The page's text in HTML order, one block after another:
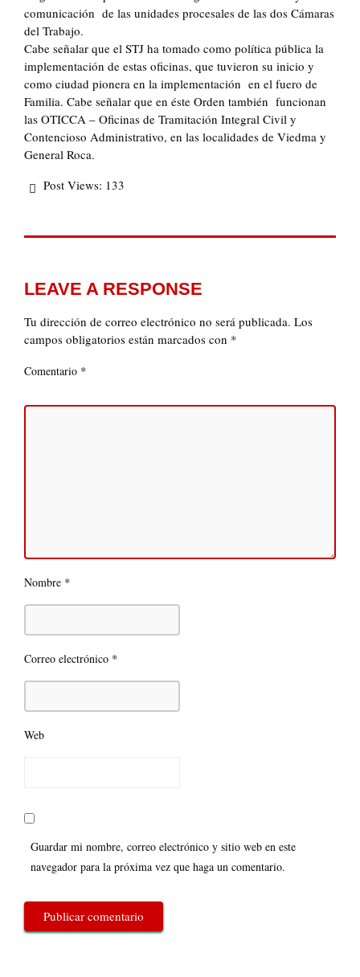
comunicación de las unidades procesales de las dos Cámaras
del Trabajo.
Cabe señalar que el STJ ha tomado como política pública la
implementación de estas oficinas, que tuvieron su inicio y
como ciudad pionera en la implementación en el fuero de
Familia. Cabe señalar que en éste Orden también funcionan
las OTICCA – Oficinas de Tramitación Integral Civil y
Contencioso Administrativo, en las localidades de Viedma y
General Roca.
Post Views: 133
LEAVE A RESPONSE
Tu dirección de correo electrónico no será publicada. Los
campos obligatorios están marcados con *
Comentario *
Nombre *
Correo electrónico *
Web
Guardar mi nombre, correo electrónico y sitio web en este
navegador para la próxima vez que haga un comentario.